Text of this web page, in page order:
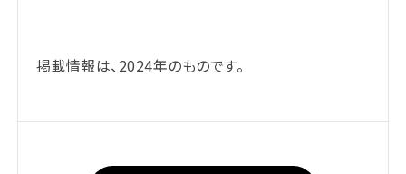
掲載情報は、2024年のものです。